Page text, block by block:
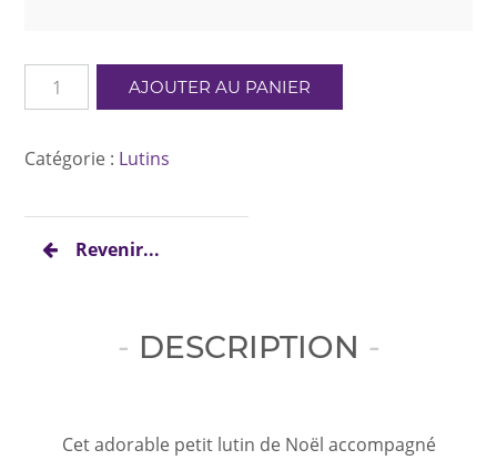
quantité
de
trottinette
AJOUTER AU PANIER
Catégorie : Lutins
Revenir...
DESCRIPTION
Cet adorable petit lutin de Noël accompagné